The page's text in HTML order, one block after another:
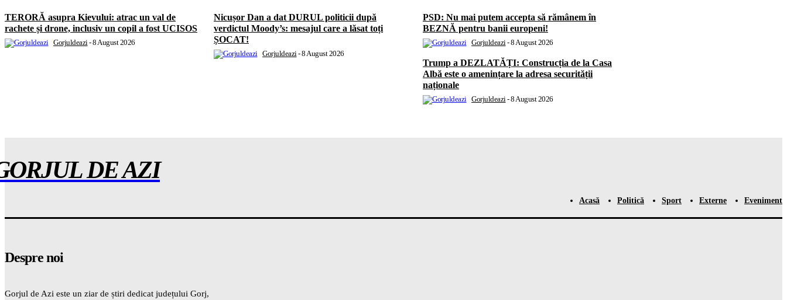
TERORĂ asupra Kievului: atrac un val de
rachete și drone, inclusiv un copil a fost UCISOS
Gorjuldeazi -8 August 2026
Nicușor Dan a dat DURUL politicii după
verdictul Moody’s: mesajul care a lăsat toți
ȘOCAT!
Gorjuldeazi -8 August 2026
PSD: Nu mai putem accepta să rămânem în
BEZNĂ pentru banii europeni!
Gorjuldeazi -8 August 2026
Trump a DEZLATĂȚI: Construcția de la Casa
Albă este o amenințare la adresa securității
naționale
Gorjuldeazi -8 August 2026
DE AZI
Acasă Politică Sport Externe Eveniment
Despre noi
Gorjul de Azi este un ziar de știri dedicat județului Gorj,